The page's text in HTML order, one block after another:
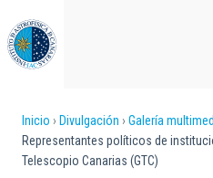
al
contenido
principal
Sobrescribir
enlaces
Inicio Divulgación Galería
Representantes políticos de
Telescopio Canarias (GTC)